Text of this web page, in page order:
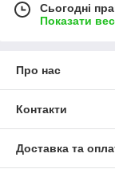
Сьогодні
Показати
Про нас
Контакти
Доставка та